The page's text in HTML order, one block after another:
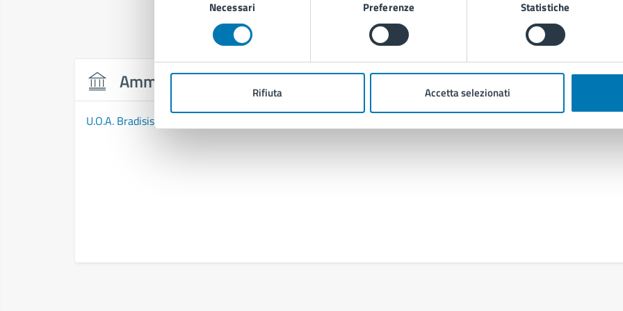
Necessari Preferenze Statistiche
Rifiuta Accetta selezionati
Contenuti correlati
Amministrazione
U.O.A. Bradisismo